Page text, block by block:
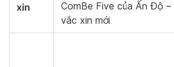
xin
ComBe Five của Ấn Độ –
vắc xin mới